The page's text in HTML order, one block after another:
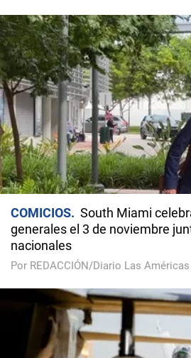
COMICIOS
South Miami
generales el 3 de noviembre
nacionales
Por REDACCIÓN/Diario Las Américas